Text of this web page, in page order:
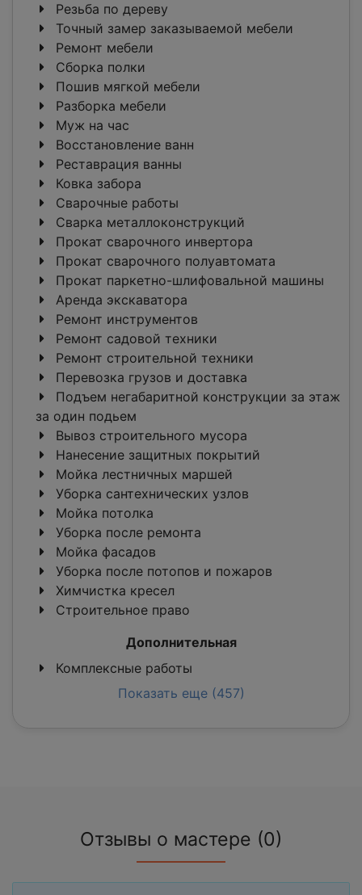
Резьба по дереву
Точный замер заказываемой мебели
Ремонт мебели
Сборка полки
Пошив мягкой мебели
Разборка мебели
Муж на час
Восстановление ванн
Реставрация ванны
Ковка забора
Сварочные работы
Сварка металлоконструкций
Прокат сварочного инвертора
Прокат сварочного полуавтомата
Прокат паркетно-шлифовальной машины
Аренда экскаватора
Ремонт инструментов
Ремонт садовой техники
Ремонт строительной техники
Перевозка грузов и доставка
Подъем негабаритной конструкции за этаж
за один подьем
Вывоз строительного мусора
Нанесение защитных покрытий
Мойка лестничных маршей
Уборка сантехнических узлов
Мойка потолка
Уборка после ремонта
Мойка фасадов
Уборка после потопов и пожаров
Химчистка кресел
Строительное право
Дополнительная
Комплексные работы
Показать еще (457)
Отзывы о мастере (0)